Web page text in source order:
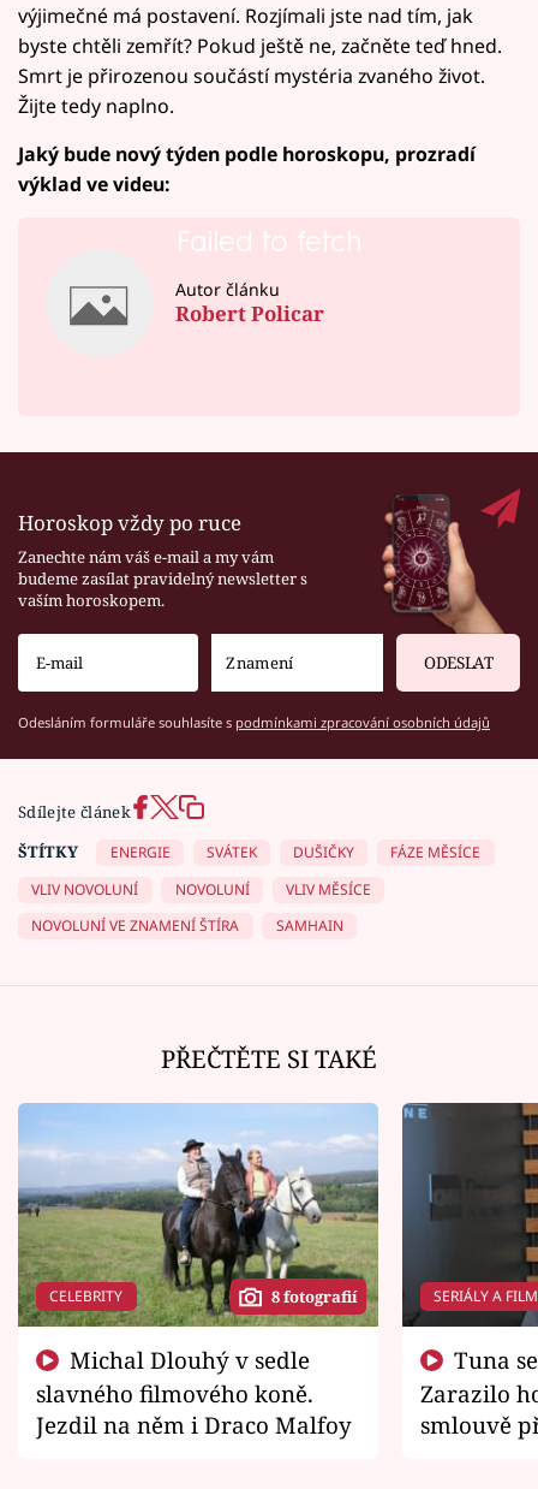
výjimečné má postavení. Rozjímali jste nad tím, jak
byste chtěli zemřít? Pokud ještě ne, začněte teď hned.
Smrt je přirozenou součástí mystéria zvaného život.
Žijte tedy naplno.
Jaký bude nový týden podle horoskopu, prozradí
výklad ve videu:
Failed to fetch
Autor článku
Robert Policar
Horoskop vždy po ruce
Zanechte nám váš e-mail a my vám
budeme zasílat pravidelný newsletter s
vaším horoskopem.
ODESLAT
Odesláním formuláře souhlasíte s podmínkami zpracování osobních údajů
Sdílejte článek
ŠTÍTKY
ENERGIE SVÁTEK DUŠIČKY
FÁZE MĚSÍCE
VLIV NOVOLUNÍ
NOVOLUNÍ
VLIV MĚSÍCE
NOVOLUNÍ VE ZNAMENÍ ŠTÍRA
SAMHAIN
PŘEČTĚTE SI TAKÉ
CELEBRITY 8 fotografií
slavného filmového koně.
Jezdil na něm i Draco Malfoy
SERIÁLY A
Zarazilo
smlouvě